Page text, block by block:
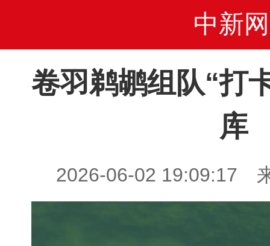
中新网
卷羽鹈鹕组队“打
库
2026-06-02 19:09:17